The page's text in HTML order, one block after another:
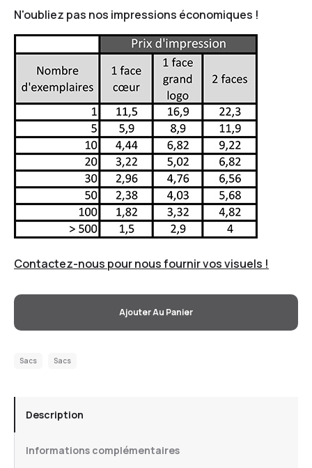
N'oubliez pas nos impressions économiques !
Contactez-nous pour nous fournir vos visuels !
Ajouter Au Panier
Sacs Sacs
Description
Informations complémentaires